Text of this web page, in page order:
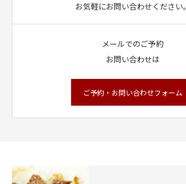
お気軽にお問い合わせください。
メールでのご予約
お問い合わせは
ご予約・お問い合わせフォーム